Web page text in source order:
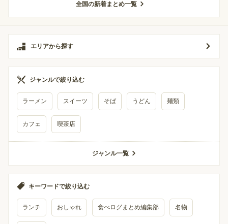
全国の新着まとめ一覧
エリアから探す
ジャンルで絞り込む
ラーメン スイーツ そば うどん 麺類
カフェ 喫茶店
ジャンル一覧
キーワードで絞り込む
ランチ おしゃれ 食べログまとめ編集部 名物